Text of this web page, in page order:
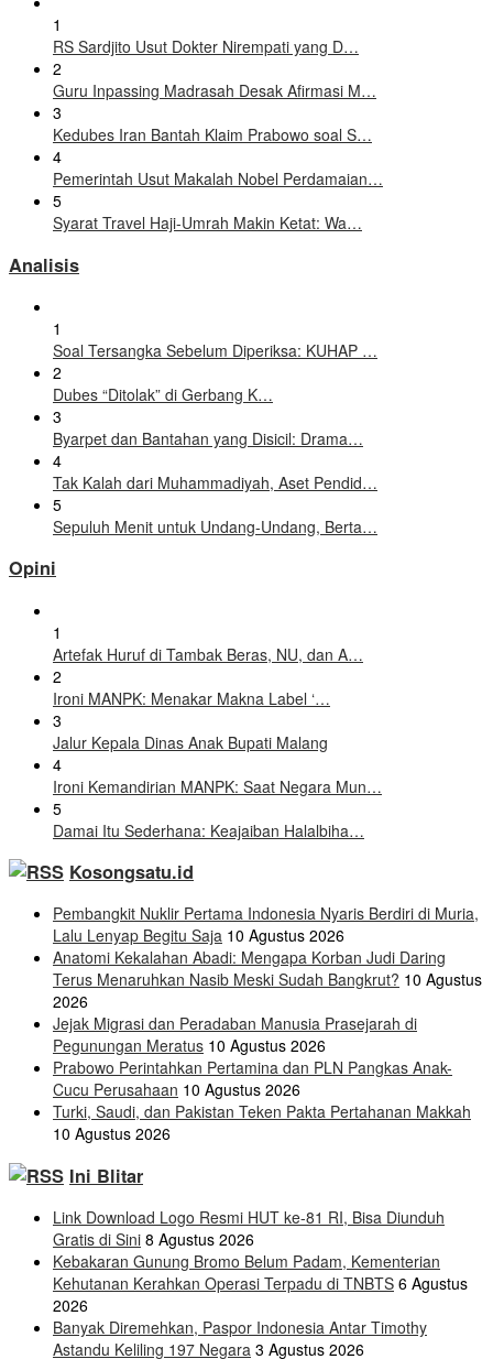
1
RS Sardjito Usut Dokter Nirempati yang D…
2
Guru Inpassing Madrasah Desak Afirmasi M…
3
Kedubes Iran Bantah Klaim Prabowo soal S…
4
Pemerintah Usut Makalah Nobel Perdamaian…
5
Syarat Travel Haji-Umrah Makin Ketat: Wa…
Analisis
1
Soal Tersangka Sebelum Diperiksa: KUHAP …
2
Dubes “Ditolak” di Gerbang K…
3
Byarpet dan Bantahan yang Disicil: Drama…
4
Tak Kalah dari Muhammadiyah, Aset Pendid…
5
Sepuluh Menit untuk Undang-Undang, Berta…
Opini
1
Artefak Huruf di Tambak Beras, NU, dan A…
2
Ironi MANPK: Menakar Makna Label ‘…
3
Jalur Kepala Dinas Anak Bupati Malang
4
Ironi Kemandirian MANPK: Saat Negara Mun…
5
Damai Itu Sederhana: Keajaiban Halalbiha…
Kosongsatu.id
Pembangkit Nuklir Pertama Indonesia Nyaris Berdiri di Muria,
Lalu Lenyap Begitu Saja 10 Agustus 2026
Anatomi Kekalahan Abadi: Mengapa Korban Judi Daring
Terus Menaruhkan Nasib Meski Sudah Bangkrut? 10 Agustus
2026
Jejak Migrasi dan Peradaban Manusia Prasejarah di
Pegunungan Meratus 10 Agustus 2026
Prabowo Perintahkan Pertamina dan PLN Pangkas Anak-
Cucu Perusahaan 10 Agustus 2026
Turki, Saudi, dan Pakistan Teken Pakta Pertahanan Makkah
10 Agustus 2026
Ini Blitar
Link Download Logo Resmi HUT ke-81 RI, Bisa Diunduh
Gratis di Sini 8 Agustus 2026
Kebakaran Gunung Bromo Belum Padam, Kementerian
Kehutanan Kerahkan Operasi Terpadu di TNBTS 6 Agustus
2026
Banyak Diremehkan, Paspor Indonesia Antar Timothy
Astandu Keliling 197 Negara 3 Agustus 2026